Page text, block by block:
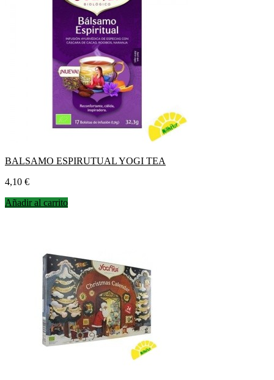
BALSAMO ESPIRUTUAL YOGI TEA
Precio
4,10 €
Añadir al carrito